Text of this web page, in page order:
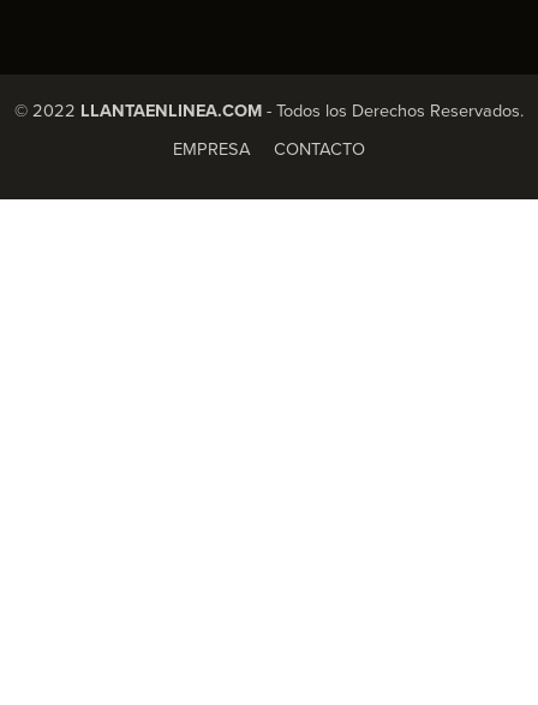
© 2022 LLANTAENLINEA.COM - Todos los Derechos Reservados.
EMPRESA
CONTACTO